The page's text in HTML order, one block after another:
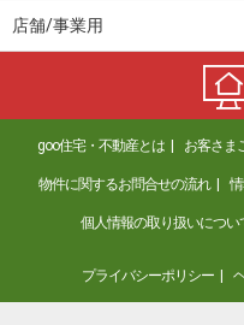
店舗/事業用
goo住宅・不動産とは お客さま
物件に関するお問合せの流れ
個人情報の取り扱いについ
プライバシーポリシー